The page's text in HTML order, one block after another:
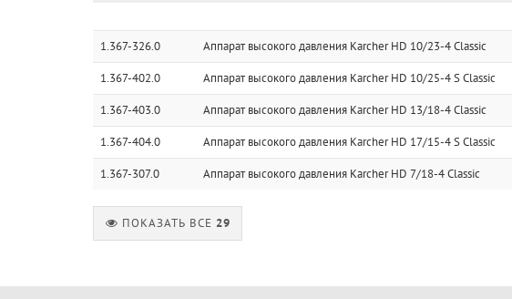
1.367-326.0 Аппарат высокого давления Karcher HD 10/23-4 Classic
1.367-402.0 Аппарат высокого давления Karcher HD 10/25-4 S Classic
1.367-403.0 Аппарат высокого давления Karcher HD 13/18-4 Classic
1.367-404.0 Аппарат высокого давления Karcher HD 17/15-4 S Classic
1.367-307.0 Аппарат высокого давления Karcher HD 7/18-4 Classic
ПОКАЗАТЬ ВСЕ 29